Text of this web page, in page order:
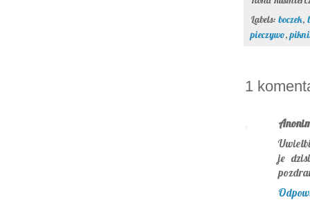
Labels: boczek,
pieczywo,
1
je